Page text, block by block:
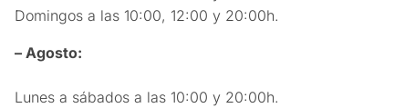
Domingos a las 10:00, 12:00 y 20:00h.
– Agosto:
Lunes a sábados a las 10:00 y 20:00h.